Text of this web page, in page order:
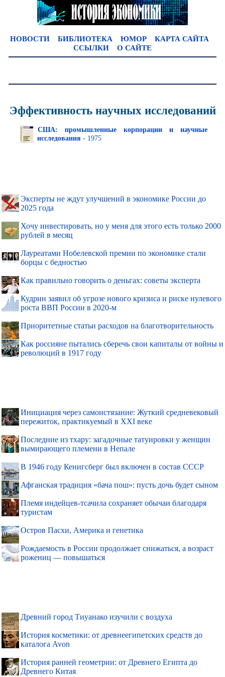
НОВОСТИ БИБЛИОТЕКА ЮМОР
КАРТА САЙТА
ССЫЛКИ
О САЙТЕ
Эффективность научных исследований
США: промышленные корпорации и научные
исследования- 1975
Эксперты не ждут улучшений в экономике России до
2025 года
Хочу инвестировать, но у меня для этого есть только 2000
рублей в месяц
Лауреатами Нобелевской премии по экономике стали
борцы с бедностью
Как правильно говорить о деньгах: советы эксперта
Кудрин заявил об угрозе нового кризиса и риске нулевого
роста ВВП России в 2020-м
Приоритетные статьи расходов на благотворительность
Как россияне пытались сберечь свои капиталы от войны и
революций в 1917 году
Инициация через самоистязание: Жуткий средневековый
пережиток, практикуемый в XXI веке
Последние из тхару: загадочные татуировки у женщин
вымирающего племени в Непале
В 1946 году Кенигсберг был включен в состав СССР
Афганская традиция «бача пош»: пусть дочь будет сыном
Племя индейцев-тсачила сохраняет обычаи благодаря
туристам
Остров Пасхи, Америка и генетика
Рождаемость в России продолжает снижаться, а возраст
рожениц — повышаться
Древний город Тиуанако изучили с воздуха
История косметики: от древнеегипетских средств до
каталога Avon
История ранней геометрии: от Древнего Египта до
Древнего Китая